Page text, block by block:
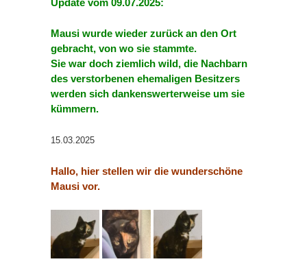
Update vom 09.07.2025:
Mausi wurde wieder zurück an den Ort
gebracht, von wo sie stammte.
Sie war doch ziemlich wild, die Nachbarn
des verstorbenen ehemaligen Besitzers
werden sich dankenswerterweise um sie
kümmern.
15.03.2025
Hallo, hier stellen wir die wunderschöne
Mausi vor.